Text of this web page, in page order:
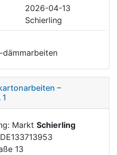
2026-04-13
Schierling
–
Markt Schierling
13